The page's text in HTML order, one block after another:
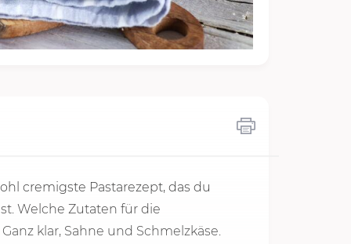
cremigste Pastarezept, das du
Welche Zutaten für die
klar, Sahne und Schmelzkäse.